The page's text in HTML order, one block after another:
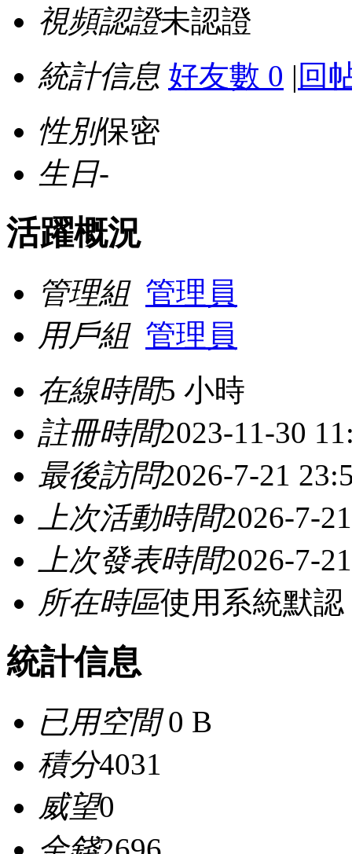
視頻認證未認證
統計信息 好友數 0 | 回
性別保密
生日-
活躍概況
管理組 管理員
用戶組 管理員
在線時間5 小時
註冊時間2023-11-30
最後訪問2026-7-21
上次活動時間2026-7-
上次發表時間2026-7-
所在時區使用系統默認
統計信息
已用空間0 B
積分4031
威望0